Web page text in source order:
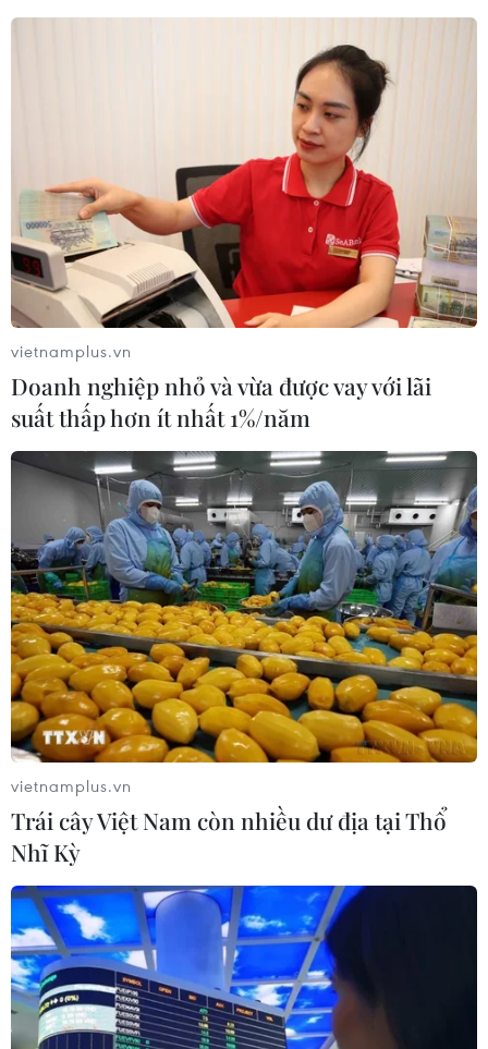
làm bài thi tự chọn với hai môn trong số các môn đã
Cha mẹ hồi hộp ngoài cổng
trường, âm thầm tiếp sức con trong kỳ thi
tốt nghiệp THPT 2026
11/06/2026 07:42
Không chỉ các thí sinh, kỳ thi tốt nghiệp THPT năm 2026
cũng mang đến nhiều cảm xúc cho các bậc phụ huynh.
Tại nhiều điểm thi ở Hà Nội, nhiều cha mẹ kiên nhẫn
chờ đợi bên ngoài cổng trường.
vietnamplus.vn
Doanh nghiệp nhỏ và vừa được vay với lãi
suất thấp hơn ít nhất 1%/năm
vietnamplus.vn
Trái cây Việt Nam còn nhiều dư địa tại Thổ
Nhĩ Kỳ